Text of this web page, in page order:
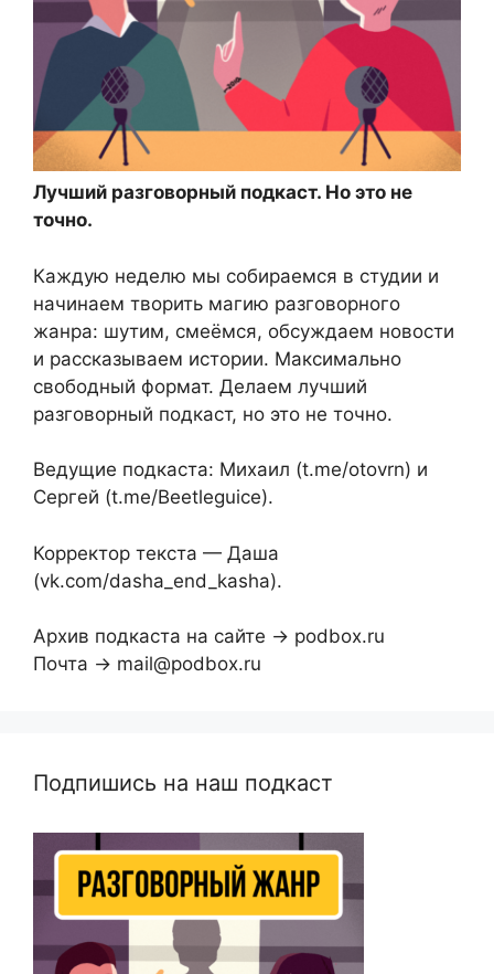
Лучший разговорный подкаст. Но это не
точно.
Каждую неделю мы собираемся в студии и
начинаем творить магию разговорного
жанра: шутим, смеёмся, обсуждаем новости
и рассказываем истории. Максимально
свободный формат. Делаем лучший
разговорный подкаст, но это не точно.
Ведущие подкаста: Михаил (t.me/otovrn) и
Сергей (t.me/Beetleguice).
Корректор текста — Даша
(vk.com/dasha_end_kasha).
Архив подкаста на сайте → podbox.ru
Почта → mail@podbox.ru
Подпишись на наш подкаст